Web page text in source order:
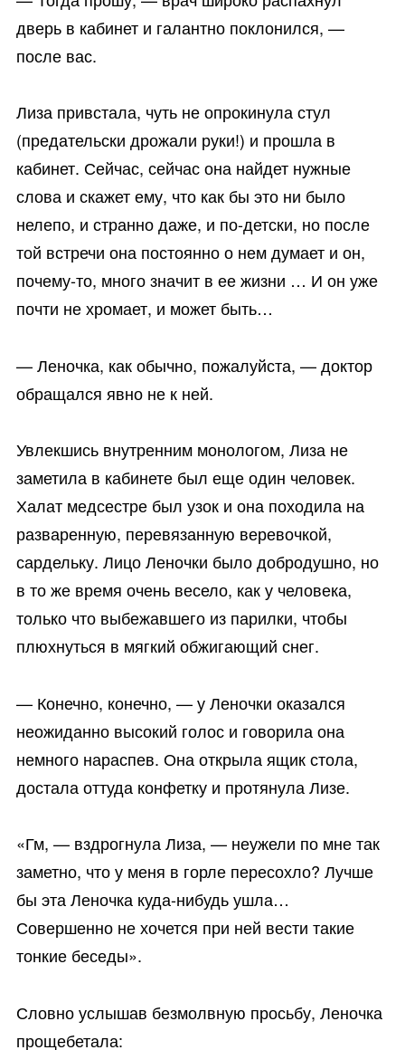
дверь в кабинет и галантно поклонился, —
после вас.
Лиза привстала, чуть не опрокинула стул
(предательски дрожали руки!) и прошла в
кабинет. Сейчас, сейчас она найдет нужные
слова и скажет ему, что как бы это ни было
нелепо, и странно даже, и по-детски, но после
той встречи она постоянно о нем думает и он,
почему-то, много значит в ее жизни … И он уже
почти не хромает, и может быть…
— Леночка, как обычно, пожалуйста, — доктор
обращался явно не к ней.
Увлекшись внутренним монологом, Лиза не
заметила в кабинете был еще один человек.
Халат медсестре был узок и она походила на
разваренную, перевязанную веревочкой,
сардельку. Лицо Леночки было добродушно, но
в то же время очень весело, как у человека,
только что выбежавшего из парилки, чтобы
плюхнуться в мягкий обжигающий снег.
— Конечно, конечно, — у Леночки оказался
неожиданно высокий голос и говорила она
немного нараспев. Она открыла ящик стола,
достала оттуда конфетку и протянула Лизе.
«Гм, — вздрогнула Лиза, — неужели по мне так
заметно, что у меня в горле пересохло? Лучше
бы эта Леночка куда-нибудь ушла…
Совершенно не хочется при ней вести такие
тонкие беседы».
Словно услышав безмолвную просьбу, Леночка
прощебетала: